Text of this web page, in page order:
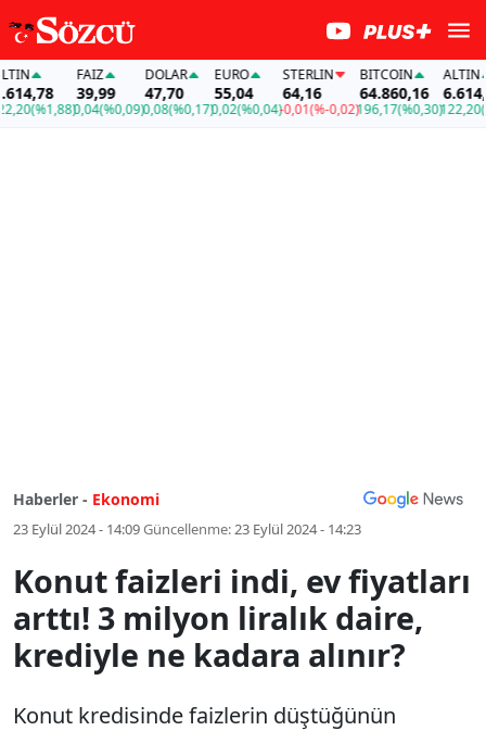
FAİZ
39,99
0,04(%0,09)
DOLAR
47,70
0,08(%0,17)
EURO
55,04
0,02(%0,04)
STERLIN
64,16
-0,01(%-0,02)
BITCOIN
64.860,16
196,17(%0,30)
ALTIN
6.614,78
122,20
Haberler - Ekonomi
23 Eylül 2024 - 14:09Güncellenme:23 Eylül 2024 - 14:23
Konut faizleri indi, ev fiyatları
arttı! 3 milyon liralık daire,
krediyle ne kadara alınır?
Konut kredisinde faizlerin düştüğünün